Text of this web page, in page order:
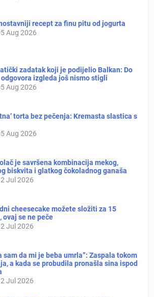
recept za finu pitu od jogurta
Aug 2026
zadatak koji je podijelio Balkan: Do
izgleda još nismo stigli
Aug 2026
torta bez pečenja: Kremasta slastica s
Aug 2026
je savršena kombinacija mekog,
biskvita i glatkog čokoladnog ganaša
Jul 2026
cheesecake možete složiti za 15
ovaj se ne peče
Jul 2026
sam da mi je beba umrla”: Zaspala tokom
a kada se probudila pronašla sina ispod
Jul 2026